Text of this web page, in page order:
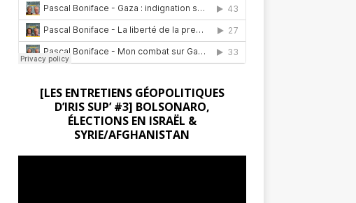
[LES ENTRETIENS GÉOPOLITIQUES
D’IRIS SUP’ #3] BOLSONARO,
ÉLECTIONS EN ISRAËL &
SYRIE/AFGHANISTAN